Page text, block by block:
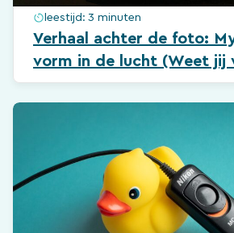
leestijd: 3 minuten
Verhaal achter de foto:
vorm in de lucht (Weet jij